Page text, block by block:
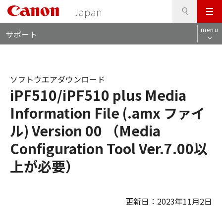
メ
ニ
ュ
サポート menu
iPF510/iPF510 plus Media
Information File (.amx ファイ
ル) Version 00 （Media
Configuration Tool Ver.7.00以
上が必要）
ソフトウエアダウンロード
更新日：2023年11月2日